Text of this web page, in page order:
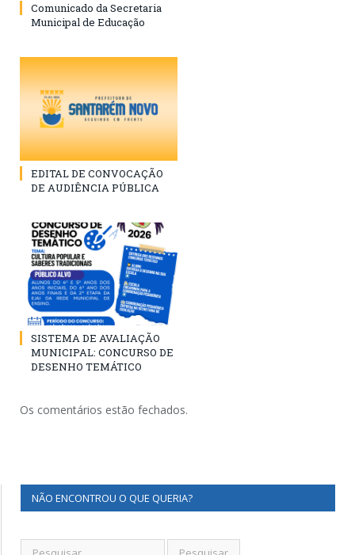
Comunicado da Secretaria
Municipal de Educação
EDITAL DE CONVOCAÇÃO
DE AUDIÊNCIA PÚBLICA
SISTEMA DE AVALIAÇÃO
MUNICIPAL: CONCURSO DE
DESENHO TEMÁTICO
Os comentários estão fechados.
NÃO ENCONTROU O QUE QUERIA?